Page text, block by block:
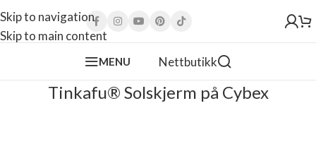
Skip to navigation
Skip to main content
MENU Nettbutikk
Tinkafu® Solskjerm på Cybex